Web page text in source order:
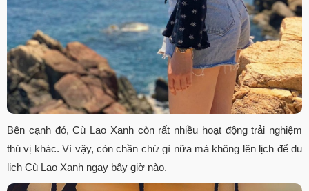
Bên cạnh đó, Cù Lao Xanh còn rất nhiều hoạt động trải nghiệm
thú vị khác. Vì vậy, còn chần chừ gì nữa mà không lên lịch để du
lịch Cù Lao Xanh ngay bây giờ nào.